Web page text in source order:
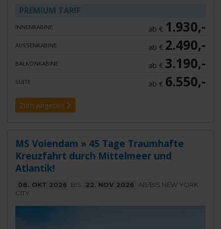
PREMIUM TARIF
INNENKABINE ab € 1.930,-
AUSSENKABINE ab € 2.490,-
BALKONKABINE ab €3.190,-
SUITE ab € 6.550,-
Zum Angebot
MS Volendam » 45 Tage Traumhafte
Kreuzfahrt durch Mittelmeer und
Atlantik!
08. OKT 2026 BIS 22. NOV 2026
AB/BIS NEW YORK
CITY